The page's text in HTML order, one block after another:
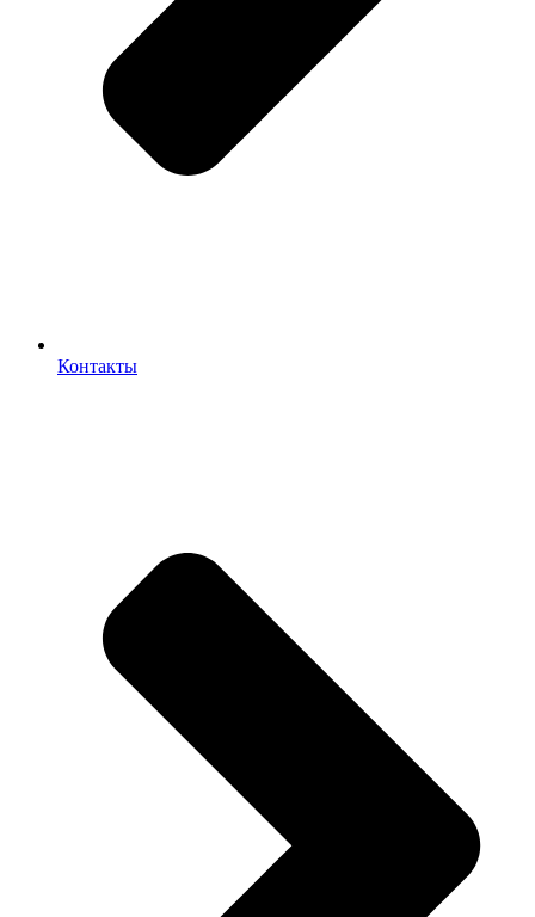
Контакты